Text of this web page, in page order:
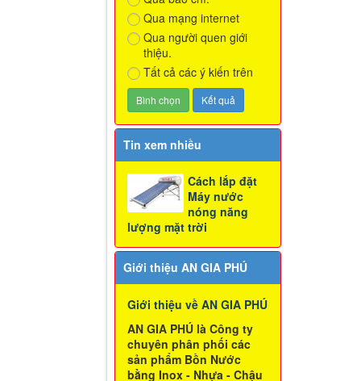
Qua mạng internet
Qua người quen giới
thiệu.
Tất cả các ý kiến trên
Tin xem nhiều
Cách lắp đặt
Máy nước
nóng năng
lượng mặt trời
Giới thiệu AN GIA PHÚ
Giới thiệu về AN GIA PHÚ
AN GIA PHÚ là Công ty
chuyên phân phối các
sản phẩm Bồn Nước
bằng Inox - Nhựa - Chậu